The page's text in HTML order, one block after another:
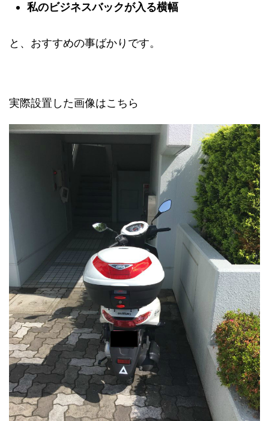
私のビジネスバックが入る横幅
と、おすすめの事ばかりです。
実際設置した画像はこちら